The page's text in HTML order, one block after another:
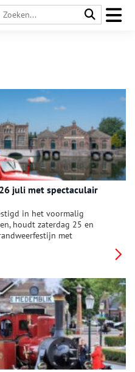
juli met spectaculair
in het voormalig
houdt zaterdag 25 en
met
en een
Dijk en
drenkeling uit het water, zijn